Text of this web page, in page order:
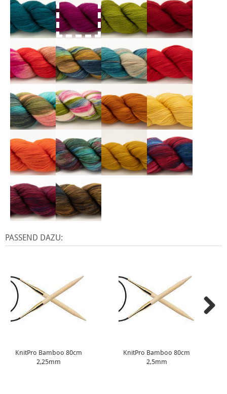
PASSEND DAZU:
KnitPro Bamboo 80cm
2,25mm
KnitPro Bamboo 80cm
2,5mm